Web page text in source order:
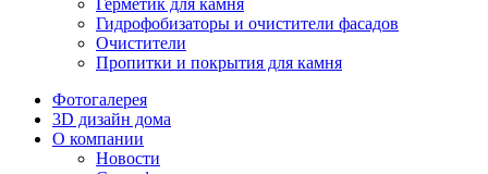
Герметик для камня
Гидрофобизаторы и очистители фасадов
Очистители
Пропитки и покрытия для камня
Фотогалерея
3D дизайн дома
О компании
Новости